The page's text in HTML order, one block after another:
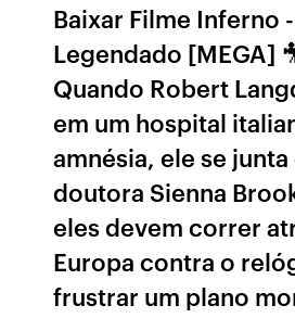
Baixar Filme Inferno
Legendado [MEGA]
Quando Robert
em um hospital
amnésia, ele se
doutora Sienna
eles devem correr
Europa contra o
frustrar um plano